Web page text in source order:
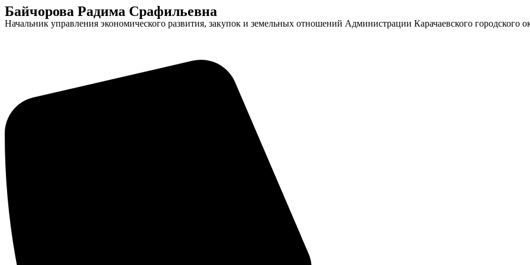
Байчорова Радима Срафильевна
Начальник управления экономического развития, закупок и земельных отношений Администрации Карачаевского городского